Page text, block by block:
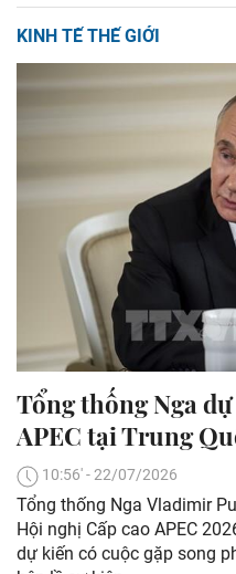
KINH TẾ THẾ GIỚI
Tổng thống Nga
APEC tại Trung
10:56' - 22/07/2026
Tổng thống Nga Vladimir
Hội nghị Cấp cao APEC
dự kiến có cuộc gặp song